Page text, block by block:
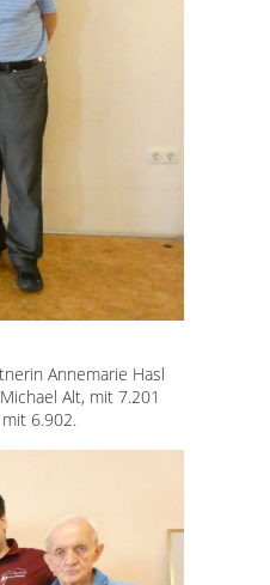
Annemarie Hasl
Alt, mit 7.201
6.902.